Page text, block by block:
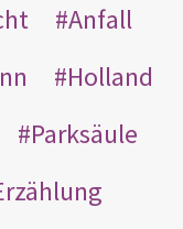
Anfall
Holland
Parksäule